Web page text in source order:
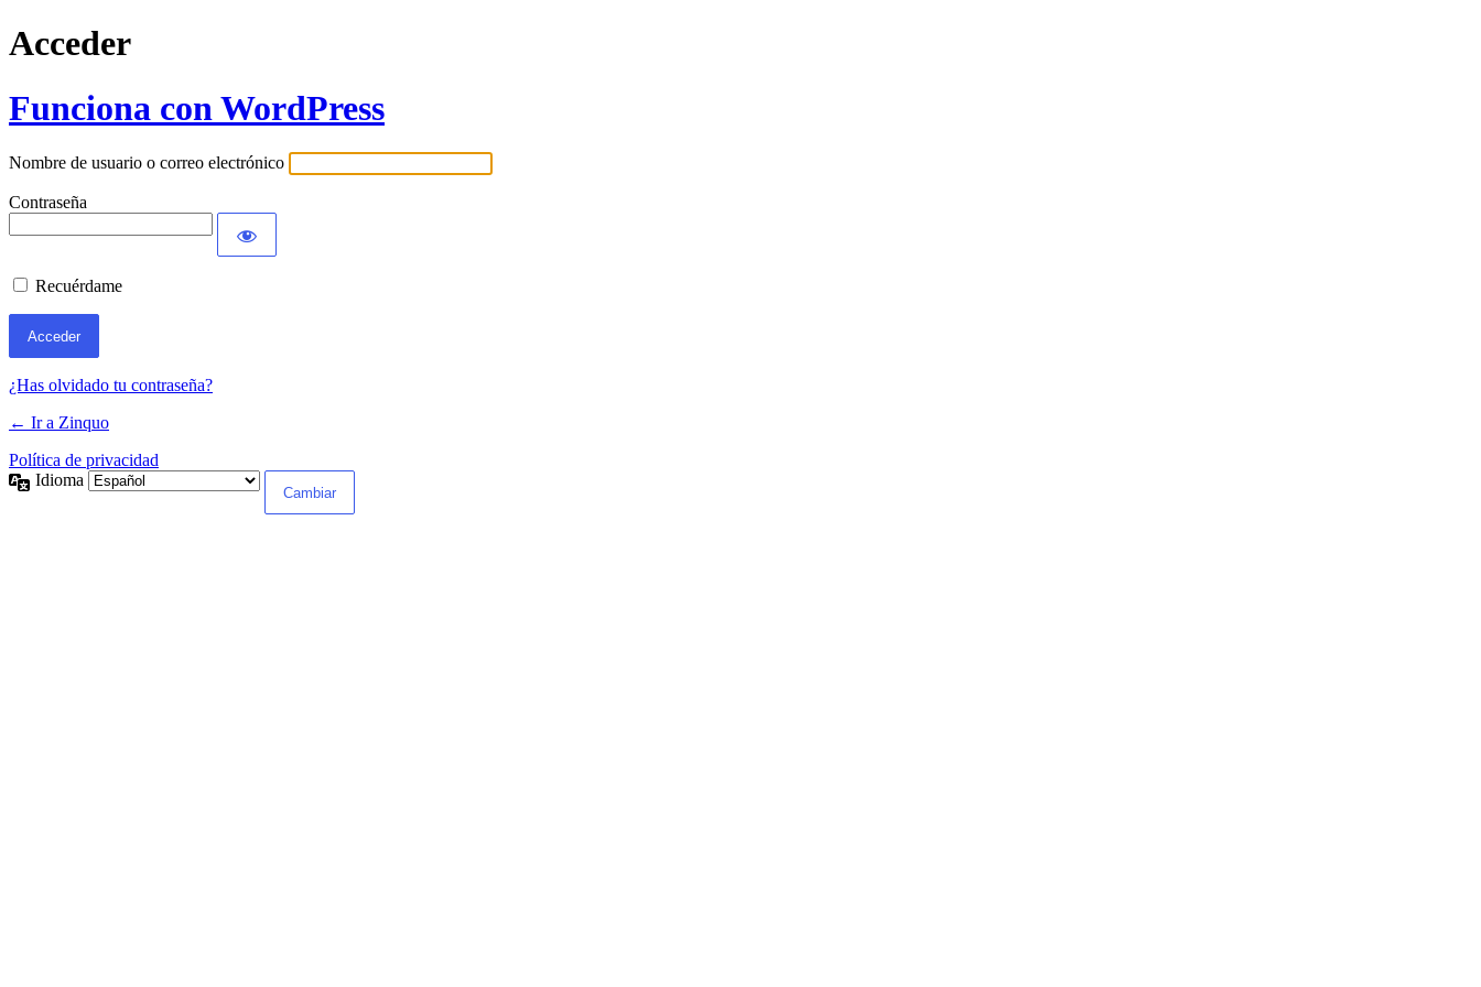
Acceder
Funciona con WordPress
Nombre de usuario o correo electrónico
Contraseña
Recuérdame
¿Has olvidado tu contraseña?
← Ir a Zinquo
Política de privacidad
Idioma